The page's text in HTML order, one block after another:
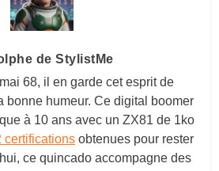
de StylistMe
68, il en garde cet esprit de
bonne humeur. Ce digital boomer
à 10 ans avec un ZX81 de 1ko
certifications obtenues pour rester
ce quincado accompagne des